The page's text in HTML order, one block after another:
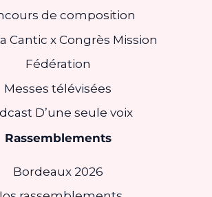
de composition
Cantic x Congrès Mission
Fédération
Messes télévisées
D’une seule voix
Rassemblements
Bordeaux 2026